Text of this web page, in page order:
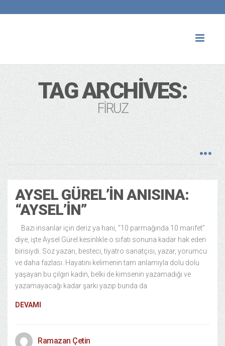
TAG ARCHIVES:
FIRUZ
AYSEL GÜREL’IN ANISINA:
“AYSEL’IN”
Bazı insanlar için deriz ya hani, “10 parmağında 10 marifet”
diye, işte Aysel Gürel kesinlikle o sıfatı sonuna kadar hak eden
birisiydi. Söz yazarı, besteci, tiyatro sanatçısı, yazar, yorumcu
ve daha fazlası. Hayatını kelimenin tam anlamıyla dolu dolu
yaşayan bu çılgın kadın, belki de kimsenin yazamadığı ve
yazamayacağı kadar şarkı yazıp bunda da
DEVAMI
Ramazan Çetin